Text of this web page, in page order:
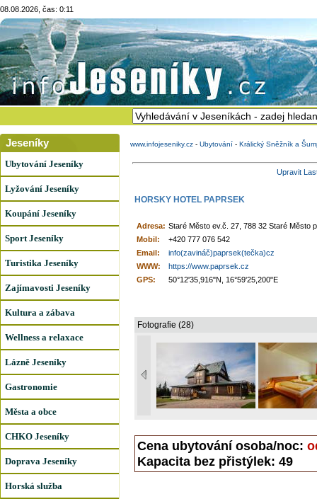
08.08.2026, čas: 0:11
Jeseníky
Ubytování Jeseníky
Lyžování Jeseníky
Koupání Jeseníky
Sport Jeseníky
Turistika Jeseníky
Zajímavosti Jeseníky
Kultura a zábava
Wellness a relaxace
Lázně Jeseníky
Gastronomie
Města a obce
CHKO Jeseníky
Doprava Jeseníky
Horská služba
www.infojeseniky.cz - Ubytování - Králický Sněžník a
Upravit
HORSKY HOTEL PAPRSEK
Adresa: Staré Město ev.č. 27, 788 32 Staré Město
Mobil:
+420 777 076 542
Email:
info(zavináč)paprsek(tečka)cz
WWW:
https://www.paprsek.cz
GPS:
50°12'35,916"N, 16°59'25,200"E
Fotografie (28)
Cena ubytování osoba/noc:
Kapacita bez přistýlek: 49